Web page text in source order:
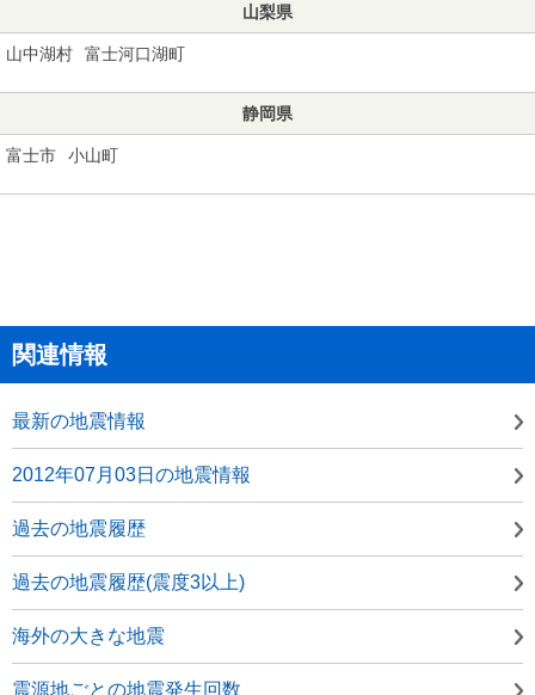
山梨県
山中湖村 富士河口湖町
静岡県
富士市 小山町
関連情報
最新の地震情報
2012年07月03日の地震情報
過去の地震履歴
過去の地震履歴(震度3以上)
海外の大きな地震
震源地ごとの地震発生回数